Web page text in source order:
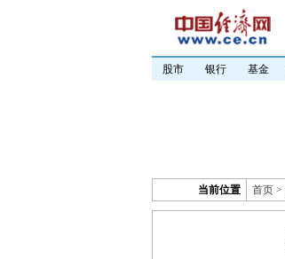
股市
银行 基金
当前位置 首页 >